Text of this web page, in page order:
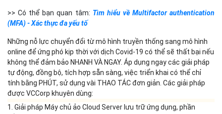
>> Có thể bạn quan tâm: Tìm hiểu về Multifactor authentication
(MFA) - Xác thực đa yếu tố
Những nỗ lực chuyển đổi từ mô hình truyền thống sang mô hình
online để ứng phó kịp thời với dịch Covid-19 có thể sẽ thất bại nếu
không thể đảm bảo NHANH VÀ NGAY. Áp dụng ngay các giải pháp
tự động, đồng bộ, tích hợp sẵn sàng, việc triển khai có thể chỉ
tính bằng PHÚT, sử dụng vài THAO TÁC đơn giản. Các giải pháp
được VCCorp khuyên dùng:
1. Giải pháp Máy chủ ảo Cloud Server lưu trữ ứng dụng, phần